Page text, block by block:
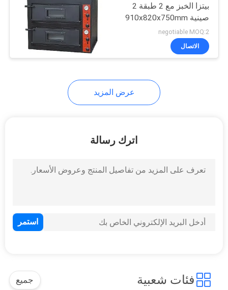
بيتزا الخبز مع 2 طبقة 2
صينية 910x820x750mm
negotiable MOQ:2
الاتصال
عرض المزيد
اترك رسالة
فئات شعبية جميع